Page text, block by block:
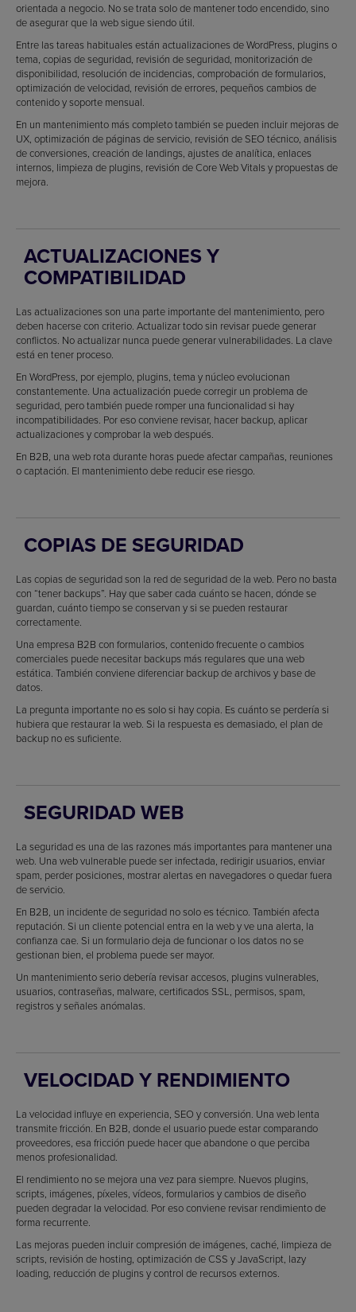
orientada a negocio. No se trata solo de mantener todo encendido, sino
de asegurar que la web sigue siendo útil.
Entre las tareas habituales están actualizaciones de WordPress, plugins o
tema, copias de seguridad, revisión de seguridad, monitorización de
disponibilidad, resolución de incidencias, comprobación de formularios,
optimización de velocidad, revisión de errores, pequeños cambios de
contenido y soporte mensual.
En un mantenimiento más completo también se pueden incluir mejoras de
UX, optimización de páginas de servicio, revisión de SEO técnico, análisis
de conversiones, creación de landings, ajustes de analítica, enlaces
internos, limpieza de plugins, revisión de Core Web Vitals y propuestas de
mejora.
ACTUALIZACIONES Y
COMPATIBILIDAD
Las actualizaciones son una parte importante del mantenimiento, pero
deben hacerse con criterio. Actualizar todo sin revisar puede generar
conflictos. No actualizar nunca puede generar vulnerabilidades. La clave
está en tener proceso.
En WordPress, por ejemplo, plugins, tema y núcleo evolucionan
constantemente. Una actualización puede corregir un problema de
seguridad, pero también puede romper una funcionalidad si hay
incompatibilidades. Por eso conviene revisar, hacer backup, aplicar
actualizaciones y comprobar la web después.
En B2B, una web rota durante horas puede afectar campañas, reuniones
o captación. El mantenimiento debe reducir ese riesgo.
COPIAS DE SEGURIDAD
Las copias de seguridad son la red de seguridad de la web. Pero no basta
con “tener backups”. Hay que saber cada cuánto se hacen, dónde se
guardan, cuánto tiempo se conservan y si se pueden restaurar
correctamente.
Una empresa B2B con formularios, contenido frecuente o cambios
comerciales puede necesitar backups más regulares que una web
estática. También conviene diferenciar backup de archivos y base de
datos.
La pregunta importante no es solo si hay copia. Es cuánto se perdería si
hubiera que restaurar la web. Si la respuesta es demasiado, el plan de
backup no es suficiente.
SEGURIDAD WEB
La seguridad es una de las razones más importantes para mantener una
web. Una web vulnerable puede ser infectada, redirigir usuarios, enviar
spam, perder posiciones, mostrar alertas en navegadores o quedar fuera
de servicio.
En B2B, un incidente de seguridad no solo es técnico. También afecta
reputación. Si un cliente potencial entra en la web y ve una alerta, la
confianza cae. Si un formulario deja de funcionar o los datos no se
gestionan bien, el problema puede ser mayor.
Un mantenimiento serio debería revisar accesos, plugins vulnerables,
usuarios, contraseñas, malware, certificados SSL, permisos, spam,
registros y señales anómalas.
VELOCIDAD Y RENDIMIENTO
La velocidad influye en experiencia, SEO y conversión. Una web lenta
transmite fricción. En B2B, donde el usuario puede estar comparando
proveedores, esa fricción puede hacer que abandone o que perciba
menos profesionalidad.
El rendimiento no se mejora una vez para siempre. Nuevos plugins,
scripts, imágenes, píxeles, vídeos, formularios y cambios de diseño
pueden degradar la velocidad. Por eso conviene revisar rendimiento de
forma recurrente.
Las mejoras pueden incluir compresión de imágenes, caché, limpieza de
scripts, revisión de hosting, optimización de CSS y JavaScript, lazy
loading, reducción de plugins y control de recursos externos.